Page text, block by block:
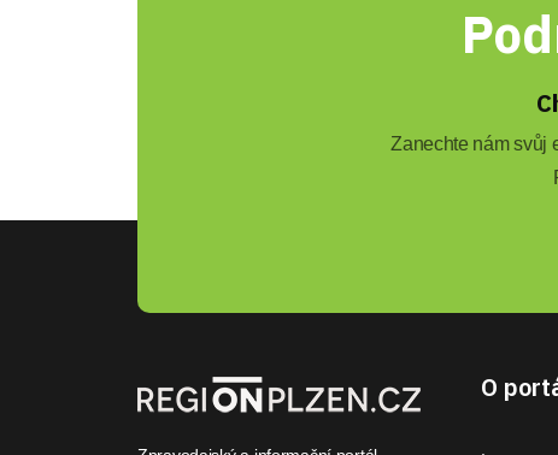
Zanechte nám svůj
O